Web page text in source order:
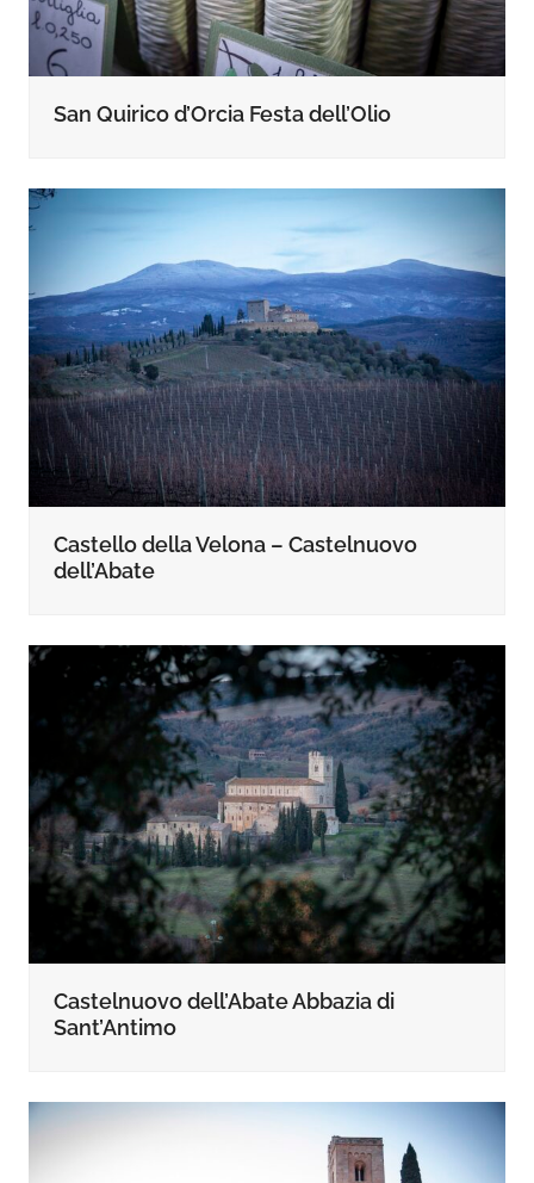
San Quirico d’Orcia Festa dell’Olio
Castello della Velona – Castelnuovo
dell’Abate
Castelnuovo dell’Abate Abbazia di
Sant’Antimo